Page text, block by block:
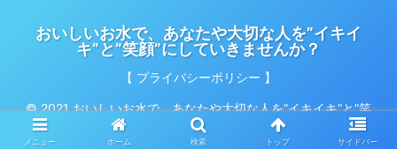
おいしいお水で、あなたや大切な人を”イキイ
キ”と”笑顔”にしていきませんか？
【 プライバシーポリシー 】
© 2021 おいしいお水で、あなたや大切な人を”イキイキ”と”笑
顔”にしていきませんか？.
メニュー ホーム 検索 トップ サイドバー